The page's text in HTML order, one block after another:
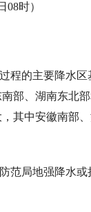
08时）
程的主要降水
部、湖南东北
其中安徽南部
范局地强降水或